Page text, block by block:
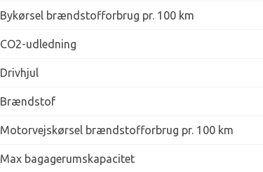
Bykørsel brændstofforbrug pr. 100 km
CO2-udledning
Drivhjul
Brændstof
Motorvejskørsel brændstofforbrug pr. 100 km
Max bagagerumskapacitet